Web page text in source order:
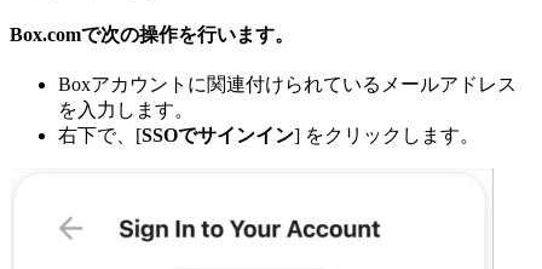
Box.comで次の操作を行います。
Boxアカウントに関連付けられているメールアドレス
を入力します。
右下で、[SSOでサインイン] をクリックします。